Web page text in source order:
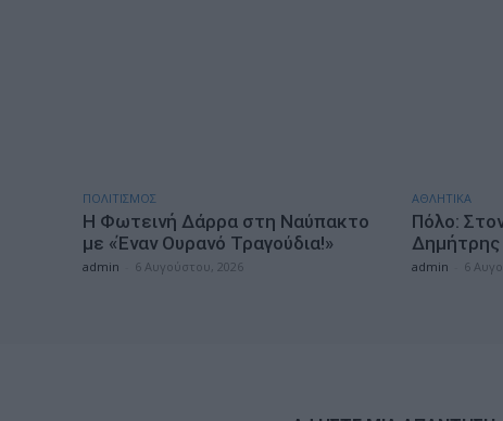
ΠΟΛΙΤΙΣΜΟΣ
Η Φωτεινή Δάρρα στη Ναύπακτο
με «Έναν Ουρανό Τραγούδια!»
admin 6 Αυγούστου, 2026
ΑΘΛΗΤΙΚΑ
Πόλο:
Δημήτρης
admin 6